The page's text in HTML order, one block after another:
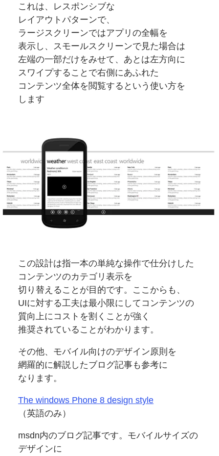
これは、 レスポンシブな
レイアウトパターンで、
ラージスクリーンではアプリの全幅を
表示し、 スモールスクリーンで見た場合は
左端の一部だけをみせて、 あとは左方向に
スワイプする ことで右側にあふれた
コンテンツ全体を 閲覧するという使い方を
します
この設計は指一本の単純な操作で仕分けした
コンテンツのカテゴリ表示を
切り替えることが目的です。 ここからも、
UIに対する工夫は最小限に して コンテンツの
質向上に コストを割くことが強く
推奨されていることがわかります。
その他、 モバイル向けのデザイン原則を
網羅的に解説したブログ記事も参考に
なります。
The windows Phone 8 design style
（英語のみ）
msdn内のブログ記事です。 モバイルサイズの
デザインに